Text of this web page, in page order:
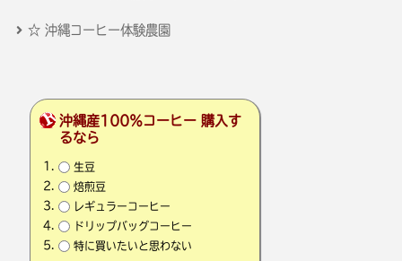
☆ 沖縄コーヒー体験農園
沖縄産100％コーヒー 購入す
るなら
生豆
焙煎豆
レギュラーコーヒー
ドリップバッグコーヒー
特に買いたいと思わない